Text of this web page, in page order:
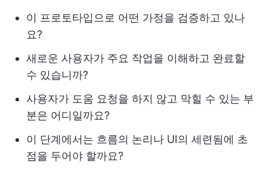
이 프로토타입으로 어떤 가정을 검증하고 있나
요?
새로운 사용자가 주요 작업을 이해하고 완료할
수 있습니까?
사용자가 도움 요청을 하지 않고 막힐 수 있는 부
분은 어디일까요?
이 단계에서는 흐름의 논리나 UI의 세련됨에 초
점을 두어야 할까요?